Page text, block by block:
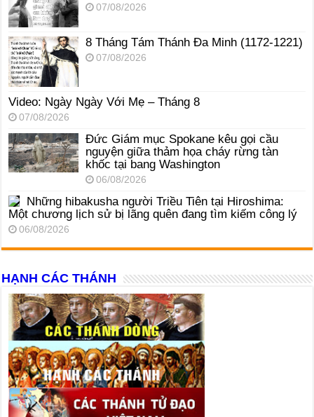
07/08/2026
8 Tháng Tám Thánh Ða Minh (1172-1221)
07/08/2026
Video: Ngày Ngày Với Mẹ – Tháng 8
07/08/2026
Đức Giám mục Spokane kêu gọi cầu
nguyện giữa thảm họa cháy rừng tàn
khốc tại bang Washington
06/08/2026
Những hibakusha người Triều Tiên tại Hiroshima:
Một chương lịch sử bị lãng quên đang tìm kiếm công lý
06/08/2026
HẠNH CÁC THÁNH